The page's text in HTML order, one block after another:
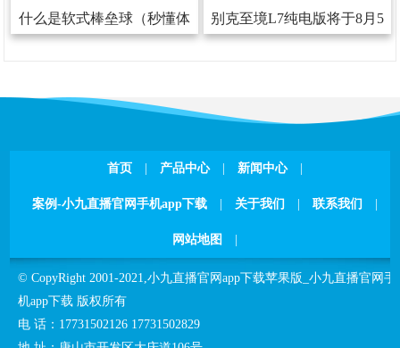
什么是软式棒垒球（秒懂体
别克至境L7纯电版将于8月5
首页 产品中心 新闻中心
案例-小九直播官网手机app下载 关于我们 联系我们
网站地图
©CopyRight2001-2021,小九直播官网app下载苹果版_小九直播官网手
机app下载版权所有
电话： 17731502126 17731502829